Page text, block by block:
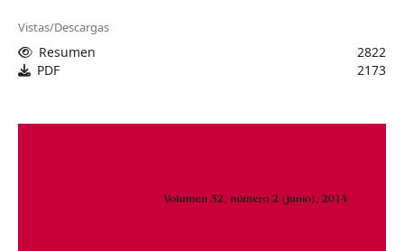
Vistas/Descargas
Resumen
2822
PDF
2173